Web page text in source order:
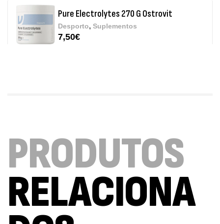
Desporto,Suplementos
7,50€
Saúde Óssea Suplementos
7,50
Magnesium + Potassium 20 Comprimidos
Efervescentes Ostrovit
Suplementos
PRODUTOS
RELACIONA